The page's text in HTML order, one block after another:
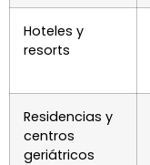
Hoteles y
resorts
Residencias y
centros
geriátricos